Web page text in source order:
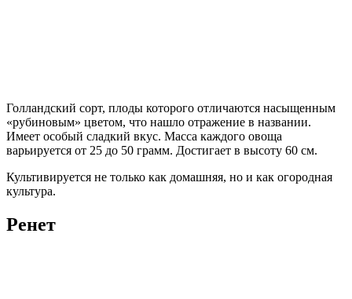
Голландский сорт, плоды которого отличаются насыщенным
«рубиновым» цветом, что нашло отражение в названии.
Имеет особый сладкий вкус. Масса каждого овоща
варьируется от 25 до 50 грамм. Достигает в высоту 60 см.
Культивируется не только как домашняя, но и как огородная
культура.
Ренет